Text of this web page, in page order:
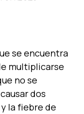
se encuentra
multiplicarse
no se
dos
la fiebre de